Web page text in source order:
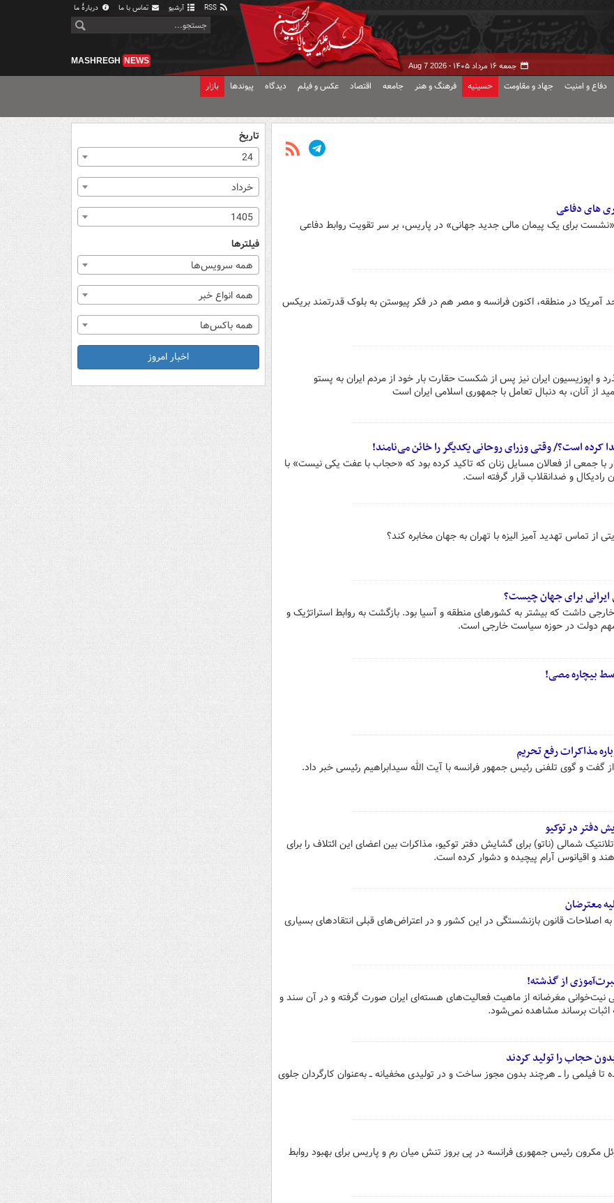
آرشیو تماس با ما دربارهٔ ما
جمعه ۱۶ مرداد ۱۴۰۵ - Aug 7 2026
MASHREGH NEWS
دفاع و امنیت جهاد و مقاومت حسینیه فرهنگ و هنر جامعه اقتصاد عکس و فیلم دیدگاه پیوندها بازار
های دفاعی
«نشست برای یک پیمان مالی جدید جهانی» در پاریس، بر سر تقویت روابط دفاعی
آمریکا در منطقه، اکنون فرانسه و مصر هم در فکر پیوستن به بلوک قدرتمند بریکس
و اپوزیسیون ایران نیز پس از شکست حقارت بار خود از مردم ایران به پستو
از آنان، به دنبال تعامل با جمهوری اسلامی ایران است
کرده است؟/ وقتی وزرای روحانی یکدیگر را خائن می‌نامند!
با جمعی از فعالان مسایل زنان که تاکید کرده بود که «حجاب با عفت یکی نیست» با
و ضدانقلاب قرار گرفته است.
از تماس تهدید آمیز الیزه با تهران به جهان مخابره کند؟
رئیسی در ۲۱ ماه اخیر ۱۲ سفر خارجی داشت که بیشتر به کشورهای منطقه و آسیا بود. بازگشت به روابط استراتژیک و
دولت در حوزه سیاست خارجی است.
وسط بیچاره مصی!
مذاکرات رفع تحریم
و گوی تلفنی رئیس جمهور فرانسه با آیت الله سیدابراهیم رئیسی خبر داد.
دفتر در توکیو
شمالی (ناتو) برای گشایش دفتر توکیو، مذاکرات بین اعضای این ائتلاف را برای
و اقیانوس آرام پیچیده و دشوار کرده است.
معترضان
اصلاحات قانون بازنشستگی در این کشور و در اعتراض‌های قبلی انتقادهای بسیاری
نیت‌خوانی مغرضانه از ماهیت فعالیت‌های هسته‌ای ایران صورت گرفته و در آن سند و
اثبات برساند مشاهده نمی‌شود.
تا فیلمی را ــ هرچند بدون مجوز ساخت و در تولیدی مخفیانه ــ به‌عنوان کارگردان جلوی
مکرون رئیس جمهوری فرانسه در پی بروز تنش میان رم و پاریس برای بهبود روابط
تاریخ
24
خرداد
1405
فیلترها
همه سرویس‌ها
همه انواع خبر
همه باکس‌ها
اخبار امروز